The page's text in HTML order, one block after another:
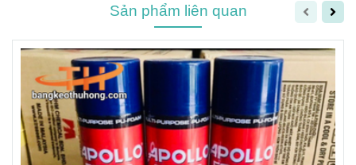
Sản phẩm liên quan